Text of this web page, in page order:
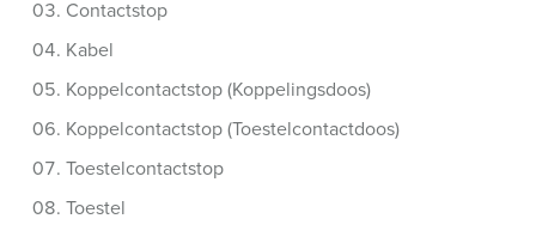
Contactstop
Kabel
Koppelcontactstop (Koppelingsdoos)
Koppelcontactstop (Toestelcontactdoos)
Toestelcontactstop
Toestel